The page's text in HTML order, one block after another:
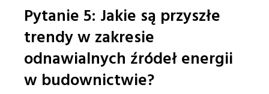
Pytanie 5:⁢ Jakie są przyszłe
‌trendy w zakresie
odnawialnych ⁣źródeł energii
w budownictwie?